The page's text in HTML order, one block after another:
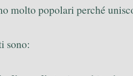
molto popolari perché
sono: